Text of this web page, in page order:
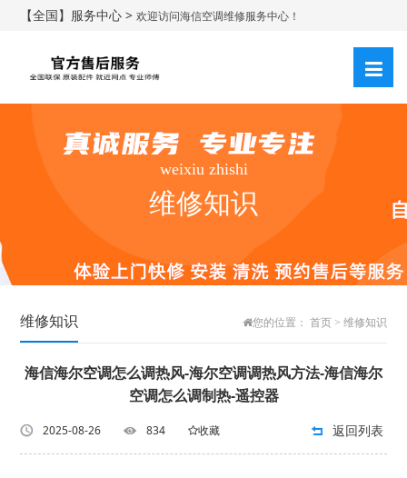
【全国】服务中心 >欢迎访问海信空调维修服务中心！
weixiu zhishi
维修知识
维修知识 您的位置： 首页> 维修知识
海信海尔空调怎么调热风-海尔空调调热风方法-海信海尔
空调怎么调制热-遥控器
2025-08-26 834 收藏 返回列表